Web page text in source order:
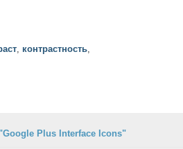
, контрастность,
Plus Interface Icons"